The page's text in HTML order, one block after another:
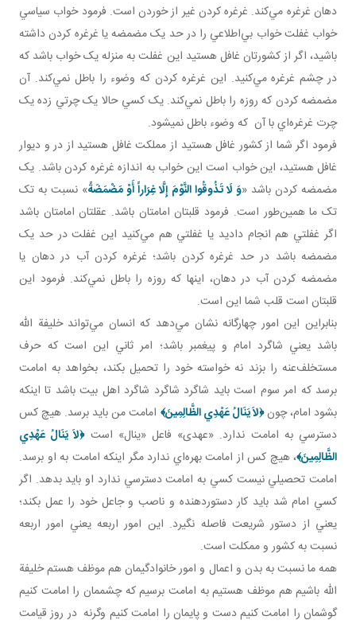
دهان غرغره مي‌کند. غرغره کردن غير از خوردن است. فرمود خواب سياسي
خواب غفلت خواب بي‌اطلاعي را در حد يک مضمضه يا غرغره کردن داشته
باشيد، اگر از کشورتان غافل هستيد اين غفلت به منزله يک خواب باشد که
در چشم غرغره مي‌کنيد. اين غرغره کردن که وضوء را باطل نمي‌کند. آن
مضمضه کردن که روزه را باطل نمي‌کند. يک کسي حالا يک چرتي زده يک
چرت غرغره‌اي با آن که وضوء باطل نميشود.
فرمود اگر شما از کشور غافل هستيد از مملکت غافل هستيد از در و ديوار
غافل هستيد، اين خواب است اين خواب به اندازه غرغره کردن باشد. يک
مضمضه‌ کردن باشد «وَ لَا تَذُوقُوا النَّوْمَ إِلَّا غِرَاراً أَوْ مَضْمَضَةً» نسبت به تک
تک ما همين‌طور است. فرمود قلبتان امامتان باشد. عقلتان امامتان باشد
اگر غفلتي هم انجام داديد يا غفلتي هم مي‌کنيد اين غفلت در حد يک
مضمضه باشد در حد غرغره کردن باشد؛ غرغره کردن آب در دهان يا
مضمضه کردن آب در دهان، اينها که روزه را باطل نمي‌کند. فرمود اين
قلبتان است قلب شما اين است.
بنابراين اين امور چهارگانه نشان مي‌دهد که انسان مي‌تواند خليفة الله
باشد يعني شاگرد امام و پيغمبر باشد؛ امر ثاني اين است که حرف
مستخلف‌عنه را بزند نه خواسته خود را تحميل بکند، بخواهد به امامت
برسد که امر سوم است بايد شاگرد شاگرد شاگرد اهل بيت باشد تا اينکه
بشود امام، چون﴿لاَ يَنَالُ عَهْدِي الظَّالِمِينَ﴾ امامت من بايد برسد. هيچ کس
دسترسي به امامت ندارد. «عهدی» فاعل «ينال» است﴿لاَ يَنَالُ عَهْدِي
الظَّالِمِينَ﴾، هيچ کس از امامت بهره‌اي ندارد مگر اينکه امامت به او برسد.
امامت تحصيلي نيست کسي به امامت دسترسي ندارد او بايد بدهد. اگر
کسي امام شد بايد کار دستوردهنده و ناصب و جاعل خود را عمل بکند؛
يعني از دستور شريعت فاصله نگيرد. اين امور اربعه يعني امور اربعه
نسبت به کشور و ممکلت است.
همه ما نسبت به بدن و اعمال و امور خانوادگي­مان هم موظف هستم خليفة
الله باشيم هم موظف هستيم به امامت برسيم که چشممان را امامت کنيم
گوشمان را امامت کنيم دست و پايمان را امامت کنيم وگرنه در روز قيامت